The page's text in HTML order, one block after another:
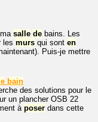
ma salle de bains. Les
les murs qui sont en
Puis-je mettre
bain
des solutions pour le
un plancher OSB 22
à poser dans cette